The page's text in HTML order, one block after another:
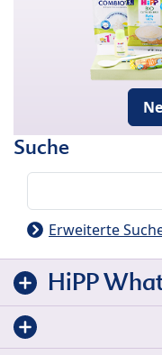
Suche
Erweiterte
HiPP